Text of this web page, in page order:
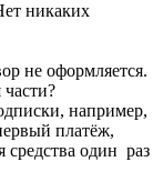
никаких
не оформляется.
например,
платёж,
один раз